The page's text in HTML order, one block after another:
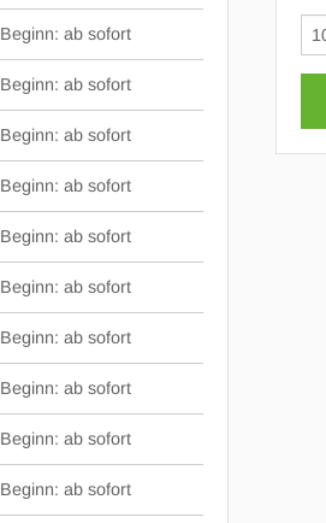
Beginn: ab sofort
Beginn: ab sofort
Beginn: ab sofort
Beginn: ab sofort
Beginn: ab sofort
Beginn: ab sofort
Beginn: ab sofort
Beginn: ab sofort
Beginn: ab sofort
Beginn: ab sofort